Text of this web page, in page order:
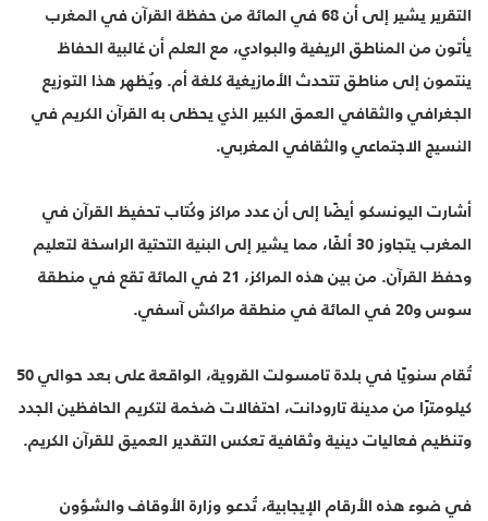
التقرير يشير إلى أن 68 في المائة من حفظة القرآن في المغرب
يأتون من المناطق الريفية والبوادي، مع العلم أن غالبية الحفاظ
ينتمون إلى مناطق تتحدث الأمازيغية كلغة أم. ويُظهر هذا التوزيع
الجغرافي والثقافي العمق الكبير الذي يحظى به القرآن الكريم في
النسيج الاجتماعي والثقافي المغربي.
أشارت اليونسكو أيضًا إلى أن عدد مراكز وكُتاب تحفيظ القرآن في
المغرب يتجاوز 30 ألفًا، مما يشير إلى البنية التحتية الراسخة لتعليم
وحفظ القرآن. من بين هذه المراكز، 21 في المائة تقع في منطقة
سوس و20 في المائة في منطقة مراكش آسفي.
تُقام سنويًا في بلدة تامسولت القروية، الواقعة على بعد حوالي 50
كيلومترًا من مدينة تارودانت، احتفالات ضخمة لتكريم الحافظين الجدد
وتنظيم فعاليات دينية وثقافية تعكس التقدير العميق للقرآن الكريم.
في ضوء هذه الأرقام الإيجابية، تُدعو وزارة الأوقاف والشؤون